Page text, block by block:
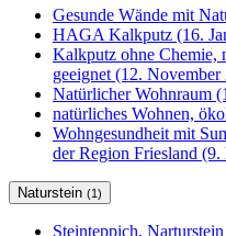
Gesunde Wände mit
HAGA Kalkputz (16.
Kalkputz ohne Chemie,
geeignet (12. November
Natürlicher Wohnraum
natürliches Wohnen,
Wohngesundheit mit
der Region Friesland
Naturstein (1)
Steinteppich,